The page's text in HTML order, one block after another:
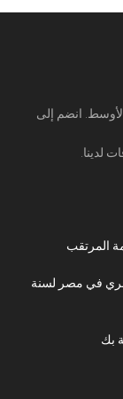
انضم إلى
لدينا.
في مصر لسنة
بك